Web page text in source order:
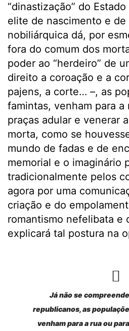
“dinastização” do
elite de nascimento e
nobiliárquica dá, por
fora do comum dos
poder ao “herdeiro” de
direito a coroação e a
pajens, a corte… –, as
famintas, venham para a
praças adular e venerar
morta, como se
mundo de fadas e de
memorial e o imaginário
tradicionalmente pelos
agora por uma
criação e do
romantismo nefelibata e
explicará tal postura na
Já não se
republicanos, as
venham para a rua ou